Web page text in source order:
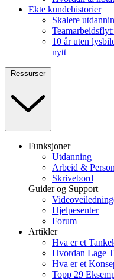
Ekte kundehistorier
Skalere
10 år uten
nytt
Ressurser
Funksjoner
Utdanning
Arbeid &
Skrivebord
Guider og Support
Hjelpesenter
Forum
Artikler
Hva er et
Hvordan Lage
Hva er et
Topp 29